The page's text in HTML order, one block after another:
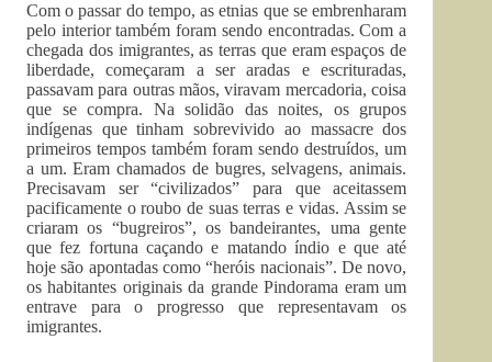
Com o passar do tempo, as etnias que se embrenharam
pelo interior também foram sendo encontradas. Com a
chegada dos imigrantes, as terras que eram espaços de
liberdade, começaram a ser aradas e escrituradas,
passavam para outras mãos, viravam mercadoria, coisa
que se compra. Na solidão das noites, os grupos
indígenas que tinham sobrevivido ao massacre dos
primeiros tempos também foram sendo destruídos, um
a um. Eram chamados de bugres, selvagens, animais.
Precisavam ser “civilizados” para que aceitassem
pacificamente o roubo de suas terras e vidas. Assim se
criaram os “bugreiros”, os bandeirantes, uma gente
que fez fortuna caçando e matando índio e que até
hoje são apontadas como “heróis nacionais”. De novo,
os habitantes originais da grande Pindorama eram um
entrave para o progresso que representavam os
imigrantes.